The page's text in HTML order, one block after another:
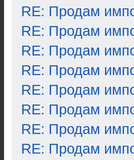
RE: Продам
RE: Продам
RE: Продам
RE: Продам
RE: Продам
RE: Продам
RE: Продам
RE: Продам